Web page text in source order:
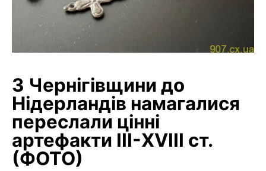
З Чернігівщини до
Нідерландів намагалися
переслали цінні
артефакти ІІІ-XVIII ст.
(ФОТО)